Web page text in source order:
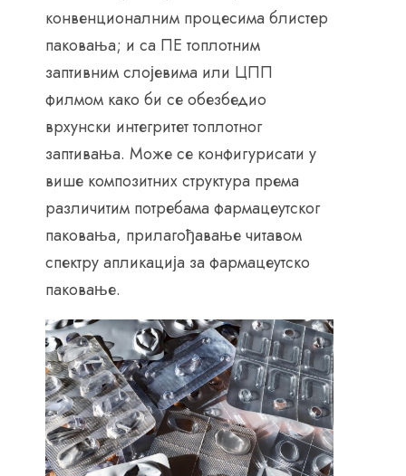
конвенционалним процесима блистер
паковања; и са ПЕ топлотним
заптивним слојевима или ЦПП
филмом како би се обезбедио
врхунски интегритет топлотног
заптивања. Може се конфигурисати у
више композитних структура према
различитим потребама фармацеутског
паковања, прилагођавање читавом
спектру апликација за фармацеутско
паковање.